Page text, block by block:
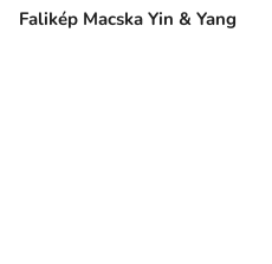
Falikép Macska Yin & Yang